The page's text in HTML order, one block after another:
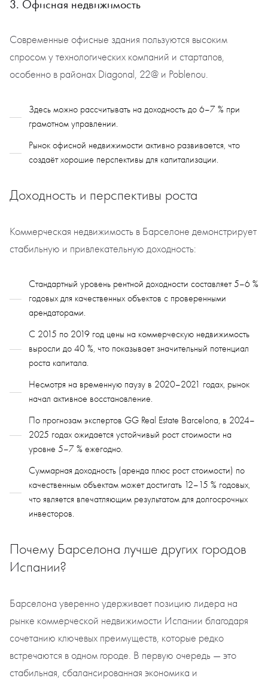
3. Офисная недвижимость
Современные офисные здания пользуются высоким
спросом у технологических компаний и стартапов,
особенно в районах Diagonal, 22@ и Poblenou.
Здесь можно рассчитывать на доходность до 6–7 % при
грамотном управлении.
Рынок офисной недвижимости активно развивается, что
создаёт хорошие перспективы для капитализации.
Доходность и перспективы роста
Коммерческая недвижимость в Барселоне демонстрирует
стабильную и привлекательную доходность:
Стандартный уровень рентной доходности составляет 5–6 %
годовых для качественных объектов с проверенными
арендаторами.
С 2015 по 2019 год цены на коммерческую недвижимость
выросли до 40 %, что показывает значительный потенциал
роста капитала.
Несмотря на временную паузу в 2020–2021 годах, рынок
начал активное восстановление.
По прогнозам экспертов GG Real Estate Barcelona, в 2024–
2025 годах ожидается устойчивый рост стоимости на
уровне 5–7 % ежегодно.
Суммарная доходность (аренда плюс рост стоимости) по
качественным объектам может достигать 12–15 % годовых,
что является впечатляющим результатом для долгосрочных
инвесторов.
Почему Барселона лучше других городов
Испании?
Барселона уверенно удерживает позицию лидера на
рынке коммерческой недвижимости Испании благодаря
сочетанию ключевых преимуществ, которые редко
встречаются в одном городе. В первую очередь — это
стабильная, сбалансированная экономика и